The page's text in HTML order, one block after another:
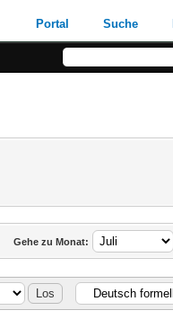
Portal Suche
Gehe zu Monat: